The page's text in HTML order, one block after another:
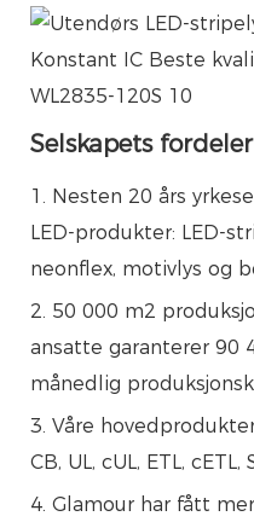
Selskapets fordeler
1. Nesten 20 års
LED-produkter: LED-
neonflex, motivlys og
2. 50 000 m2
ansatte garanterer 90
månedlig
3. Våre
CB, UL, cUL, ETL, cETL,
4. Glamour har fått